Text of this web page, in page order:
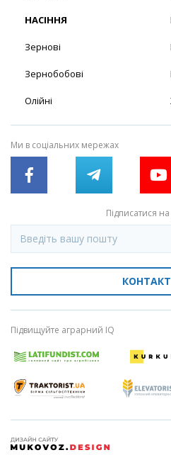
НАСІННЯ
Зернові
Зернобобові
Олійні
Ми в соціальних мережах
Підписатися
Підвищуйте аграрний IQ